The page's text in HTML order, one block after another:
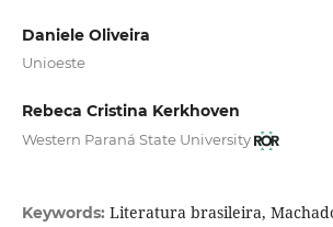
Daniele Oliveira
Unioeste
Rebeca Cristina Kerkhoven
Western Paraná State University
Keywords: Literatura brasileira,